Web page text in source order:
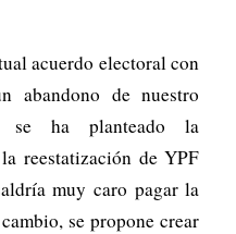
acuerdo electoral con
abandono de nuestro
se ha planteado la
reestatización de YPF
muy caro pagar la
se propone crear